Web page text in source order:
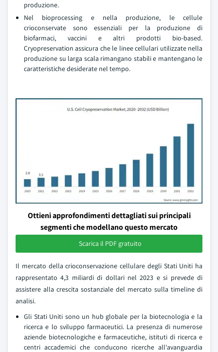
produzione.
Nel bioprocessing e nella produzione, le cellule
crioconservate sono essenziali per la produzione di
biofarmaci, vaccini e altri prodotti bio-based.
Cryopreservation assicura che le linee cellulari utilizzate nella
produzione su larga scala rimangano stabili e mantengano le
caratteristiche desiderate nel tempo.
Ottieni approfondimenti dettagliati sui principali
segmenti che modellano questo mercato
Scarica il PDF gratuito
Il mercato della crioconservazione cellulare degli Stati Uniti ha
rappresentato 4,3 miliardi di dollari nel 2023 e si prevede di
assistere alla crescita sostanziale del mercato sulla timeline di
analisi.
Gli Stati Uniti sono un hub globale per la biotecnologia e la
ricerca e lo sviluppo farmaceutici. La presenza di numerose
aziende biotecnologiche e farmaceutiche, istituti di ricerca e
centri accademici che conducono ricerche all'avanguardia